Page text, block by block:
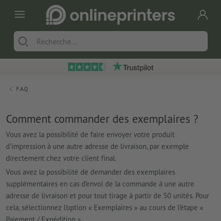
F.A.Q
Comment commander des exemplaires ?
Vous avez la possibilité de faire envoyer votre produit
d'impression à une autre adresse de livraison, par exemple
directement chez votre client final.
Vous avez la possibilité de demander des exemplaires
supplémentaires en cas d’envoi de la commande à une autre
adresse de livraison et pour tout tirage à partir de 50 unités. Pour
cela, sélectionnez l’option « Exemplaires » au cours de l’étape «